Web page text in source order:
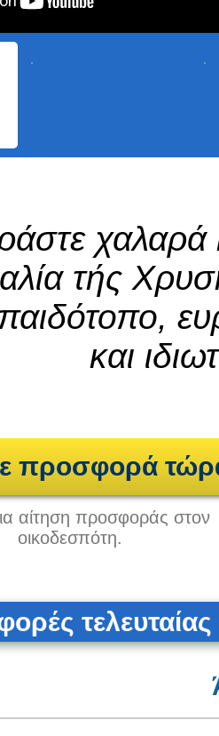
χαλαρά
τής
και
προσφορά
αίτηση προσφοράς στον
οικοδεσπότη.
τελευταίας